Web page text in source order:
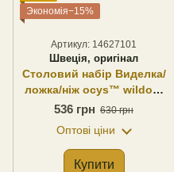
Экономія−15%
Артикул: 14627101
Швеція, оригінал
Столовий набір Виделка/
ложка/ніж ocys™ wildo®,
олива пластик, оригінал
536 грн 630 грн
Оптові ціни
Купити